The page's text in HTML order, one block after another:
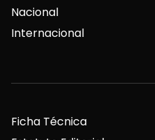
Nacional
Internacional
Ficha Técnica